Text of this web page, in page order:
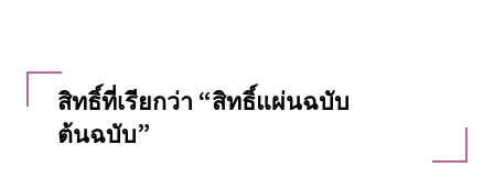
สิทธิ์ที่เรียกว่า “สิทธิ์แผ่นฉบับ
ต้นฉบับ”